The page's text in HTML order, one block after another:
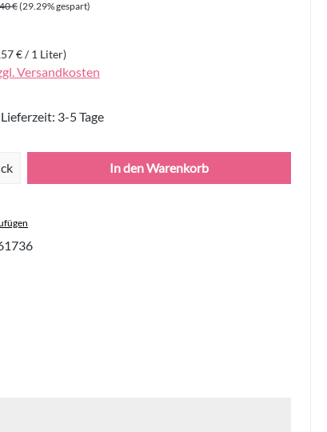
Preis:
€(29.29% gespart)
€ / 1 Liter)
Versandkosten
3-5 Tage
Gib den gewünschten Wert ein
In den Warenkorb